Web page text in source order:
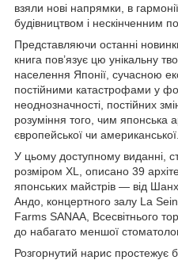
взяли нові напрямки, в
будівництвом і нескінченним
Представляючи останні
книга пов’язує цю унікальну
населення Японії, сучасною
постійними катастрофами у
неоднозначності, постійних
розуміння того, чим японська
європейської чи американської.
У цьому доступному виданні,
розміром XL, описано 39
японських майстрів — від
Андо, концертного залу La
Farms SANAA, Всесвітнього
до набагато меншої
Розгорнутий нарис простежує